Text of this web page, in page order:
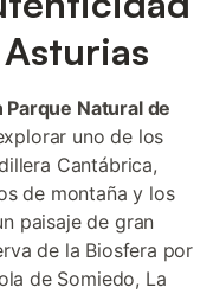
Natural de
uno de los
Cantábrica,
de montaña y los
paisaje de gran
de la Biosfera por
de Somiedo, La